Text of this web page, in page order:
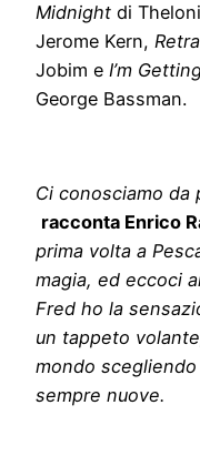
Midnight di
Jerome Kern,
Jobim e I’m
George Bassman.
Ci conosciamo da
racconta Enrico
prima volta a
magia, ed eccoci
Fred ho la
un tappeto
mondo
sempre nuove.